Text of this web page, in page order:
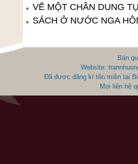
VẼ MỘT CHÂN DUNG
SÁCH Ở NƯỚC NGA
Bản
Website:
Đã được đăng kí tên miền tại
Mọi liên hệ